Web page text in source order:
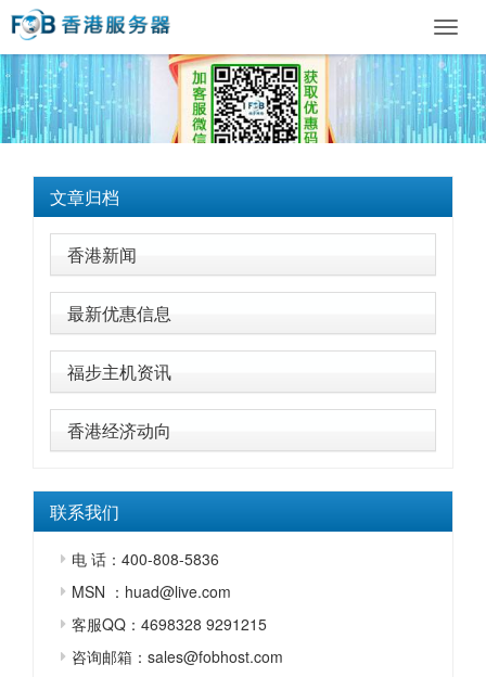
文章归档
香港新闻
最新优惠信息
福步主机资讯
香港经济动向
联系我们
电 话：400-808-5836
MSN ：huad@live.com
客服QQ：4698328 9291215
咨询邮箱：sales@fobhost.com